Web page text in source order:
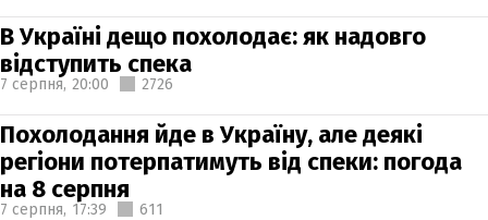
В Україні дещо похолодає: як надовго
відступить спека
7 серпня, 20:00 2726
Похолодання йде в Україну, але деякі
регіони потерпатимуть від спеки: погода
на 8 серпня
7 серпня, 17:39 611